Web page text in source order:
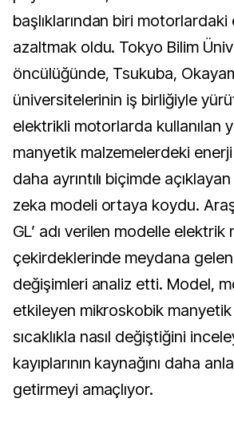
başlıklarından biri motorlardaki
azaltmak oldu. Tokyo Bilim
öncülüğünde, Tsukuba,
üniversitelerinin iş birliğiyle
elektrikli motorlarda kullanılan
manyetik malzemelerdeki enerji
daha ayrıntılı biçimde
zeka modeli ortaya koydu.
GL’ adı verilen modelle elektrik
çekirdeklerinde meydana
değişimleri analiz etti. Model,
etkileyen mikroskobik manyetik
sıcaklıkla nasıl değiştiğini
kayıplarının kaynağını daha
getirmeyi amaçlıyor.